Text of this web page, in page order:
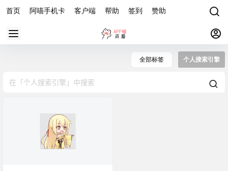
首页 阿喵手机卡 客户端 帮助 签到 赞助
全部标签 个人搜索引擎